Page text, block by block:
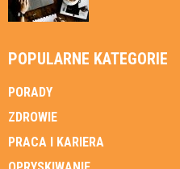
POPULARNE KATEGORIE
PORADY
ZDROWIE
PRACA I KARIERA